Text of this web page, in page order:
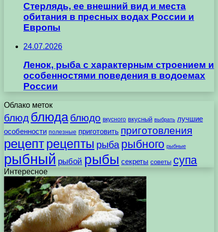
Стерлядь, ее внешний вид и места
обитания в пресных водах России и
Европы
24.07.2026
Ленок, рыба с характерным строением и
особенностями поведения в водоемах
России
Облако меток
блюд блюда блюдо вкусного вкусный выбрать лучшие
особенности полезные приготовить приготовления
рецептрецепты рыба рыбного рыбные
рыбный рыбой рыбы секреты советы супа
Интересное